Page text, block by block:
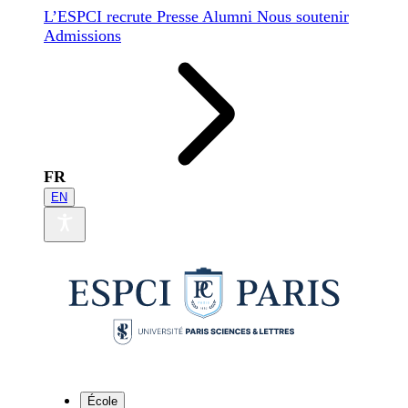
L’ESPCI recrute Presse Alumni Nous soutenir
Admissions
FR
EN
École